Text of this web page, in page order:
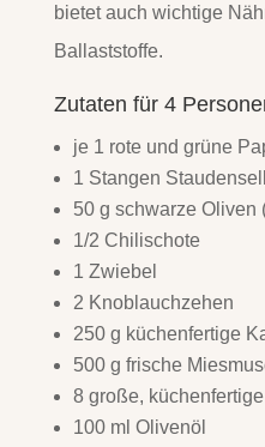
bietet auch wichtige
Ballaststoffe.
Zutaten für 4
je 1 rote und grüne
1 Stangen
50 g schwarze Oliven
1/2 Chilischote
1 Zwiebel
2 Knoblauchzehen
250 g küchenfertige
500 g frische
8 große,
100 ml Olivenöl